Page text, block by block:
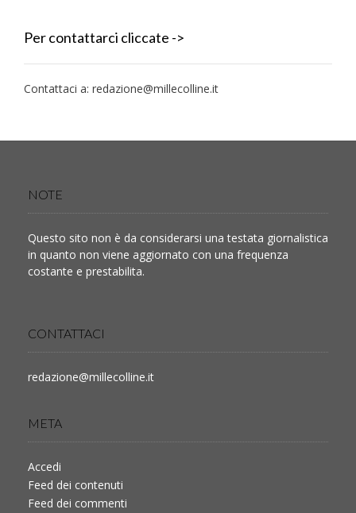
Per contattarci cliccate ->
Contattaci a: redazione@millecolline.it
NOTE
Questo sito non è da considerarsi una testata giornalistica
in quanto non viene aggiornato con una frequenza
costante e prestabilita.
CONTATTACI
redazione@millecolline.it
META
Accedi
Feed dei contenuti
Feed dei commenti